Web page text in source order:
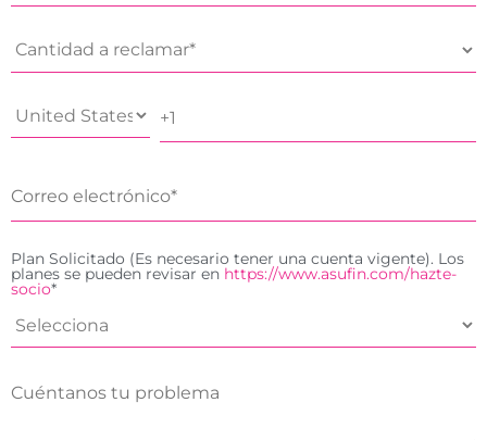
Plan Solicitado (Es necesario tener una cuenta vigente). Los
planes se pueden revisar en https://www.asufin.com/hazte-
socio*